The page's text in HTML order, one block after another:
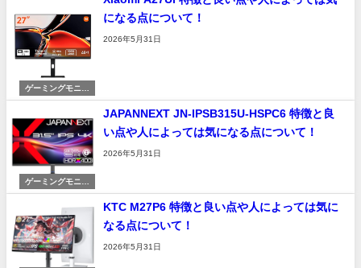
ゲーミングモニタ
ー
になる点について！
2026年5月31日
ゲーミングモニタ
ー
JAPANNEXT JN-IPSB315U-HSPC6 特徴と良
い点や人によっては気になる点について！
2026年5月31日
KTC M27P6 特徴と良い点や人によっては気に
なる点について！
2026年5月31日